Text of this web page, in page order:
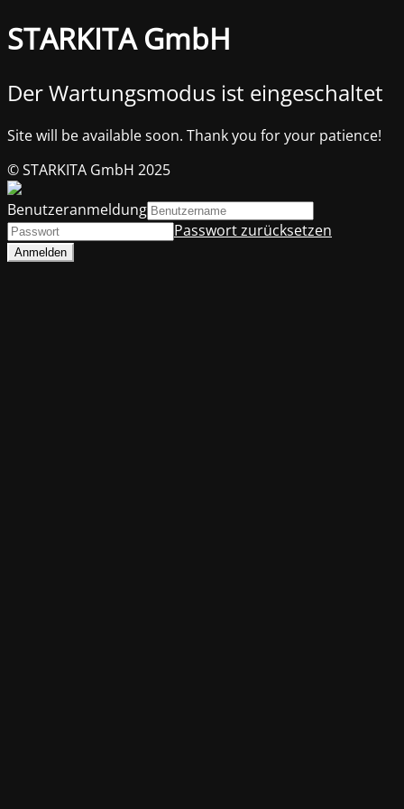
STARKITA GmbH
Der Wartungsmodus ist eingeschaltet
Site will be available soon. Thank you for your patience!
© STARKITA GmbH 2025
Benutzeranmeldung
Passwort zurücksetzen